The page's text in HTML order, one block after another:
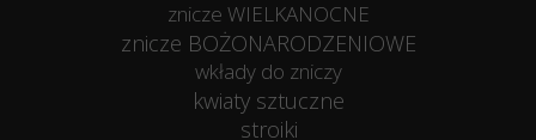
znicze WIELKANOCNE
znicze BOŻONARODZENIOWE
wkłady do zniczy
kwiaty sztuczne
stroiki